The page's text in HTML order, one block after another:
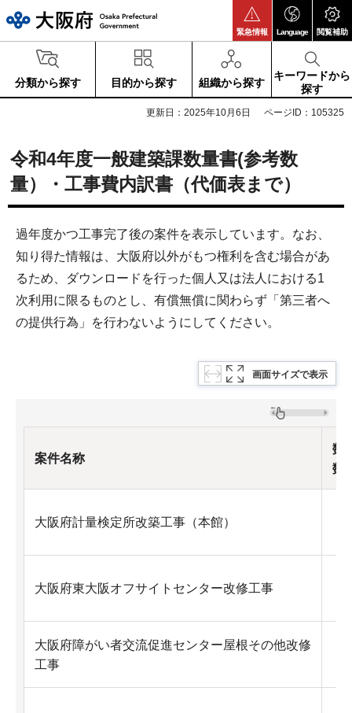
緊急情報 Language 閲覧補助
分類から探す 目的から探す 組織から探す
キーワードから
探す
更新日：2025年10月6日 ページID：105325
令和4年度一般建築課数量書(参考数
量）・工事費内訳書（代価表まで）
過年度かつ工事完了後の案件を表示しています。なお、
知り得た情報は、大阪府以外がもつ権利を含む場合があ
るため、ダウンロードを行った個人又は法人における1
次利用に限るものとし、有償無償に関わらず「第三者へ
の提供行為」を行わないようにしてください。
画面サイズで表示
案件名称
数
数
大阪府計量検定所改築工事（本館）
大阪府東大阪オフサイトセンター改修工事
大阪府障がい者交流促進センター屋根その他改修
工事